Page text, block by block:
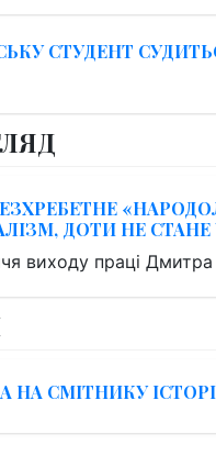
СТУДЕНТ
ДОТИ НЕ
виходу праці
НА СМІТНИКУ